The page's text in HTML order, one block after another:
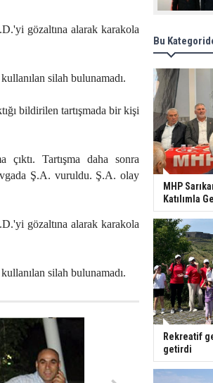
gözaltına alarak karakola
silah bulunamadı.
bildirilen tartışmada bir kişi
çıktı. Tartışma daha sonra
Ş.A. vuruldu. Ş.A. olay
gözaltına alarak karakola
silah bulunamadı.
Bu
MHP
Katılımla
Rekreatif
getirdi